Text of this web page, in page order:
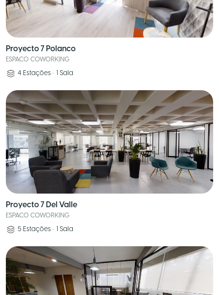
Proyecto 7 Polanco
ESPACO COWORKING
4 Estações • 1 Sala
Proyecto 7 Del Valle
ESPACO COWORKING
5 Estações • 1 Sala